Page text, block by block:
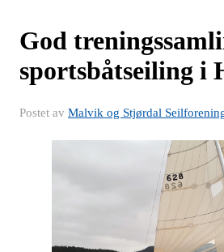
God
sportsbåtseiling i
Postet av Malvik og Stjørdal